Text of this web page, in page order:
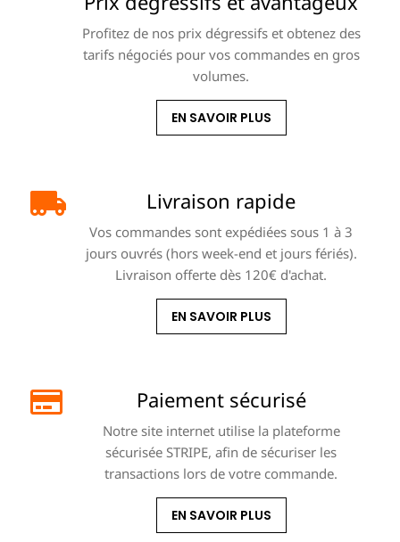
Profitez de nos prix dégressifs et obtenez des
tarifs négociés pour vos commandes en gros
volumes.
EN SAVOIR PLUS
Livraison rapide
Vos commandes sont expédiées sous 1 à 3
jours ouvrés (hors week-end et jours fériés).
Livraison offerte dès 120€ d'achat.
EN SAVOIR PLUS
Paiement sécurisé
Notre site internet utilise la plateforme
sécurisée STRIPE, afin de sécuriser les
transactions lors de votre commande.
EN SAVOIR PLUS